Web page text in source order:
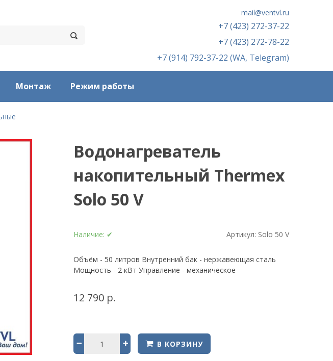
mail@ventvl.ru
+7 (423) 272-37-22
+7 (423) 272-78-22
+7 (914) 792-37-22 (WA, Telegram)
Монтаж Режим работы
Водонагреватель
накопительный Thermex
Solo 50 V
Наличие: ✔ Артикул: Solo 50 V
Объём - 50 литров Внутренний бак - нержавеющая сталь
Мощность - 2 кВт Управление - механическое
12 790 р.
В КОРЗИНУ